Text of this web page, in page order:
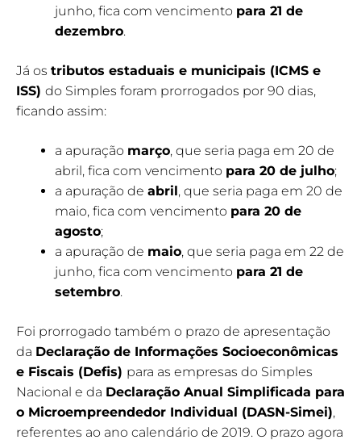
junho, fica com vencimento para 21 de
dezembro.
Já os tributos estaduais e municipais (ICMS e
ISS) do Simples foram prorrogados por 90 dias,
ficando assim:
a apuração março, que seria paga em 20 de
abril, fica com vencimento para 20 de julho;
a apuração de abril, que seria paga em 20 de
maio, fica com vencimento para 20 de
agosto;
a apuração de maio, que seria paga em 22 de
junho, fica com vencimento para 21 de
setembro.
Foi prorrogado também o prazo de apresentação
da Declaração de Informações Socioeconômicas
e Fiscais (Defis) para as empresas do Simples
Nacional e da Declaração Anual Simplificada para
o Microempreendedor Individual (DASN-Simei),
referentes ao ano calendário de 2019. O prazo agora